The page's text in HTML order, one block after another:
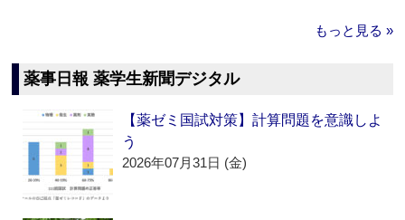
もっと見る »
薬事日報 薬学生新聞デジタル
【薬ゼミ国試対策】計算問題を意識しよ
う
2026年07月31日 (金)